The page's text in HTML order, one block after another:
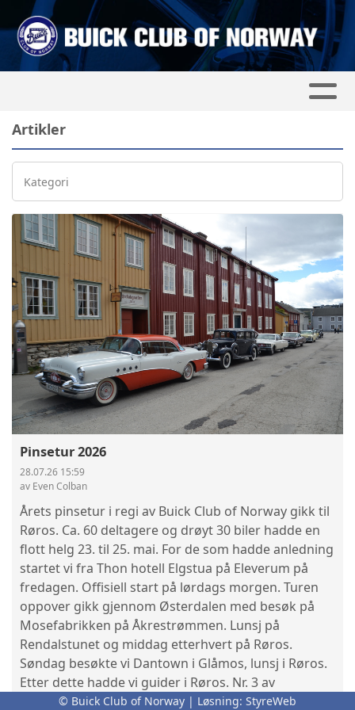
Artikler
Kategori
Pinsetur 2026
28.07.26 15:59
av Even Colban
Årets pinsetur i regi av Buick Club of Norway gikk til
Røros. Ca. 60 deltagere og drøyt 30 biler hadde en
flott helg 23. til 25. mai. For de som hadde anledning
startet vi fra Thon hotell Elgstua på Eleverum på
fredagen. Offisiell start på lørdags morgen. Turen
oppover gikk gjennom Østerdalen med besøk på
Mosefabrikken på Åkrestrømmen. Lunsj på
Rendalstunet og middag etterhvert på Røros.
Søndag besøkte vi Dantown i Glåmos, lunsj i Røros.
Etter dette hadde vi guider i Røros. Nr. 3 av
Roadmaster vil ha mye stoff fra denne turen.
© Buick Club of Norway | Løsning: StyreWeb